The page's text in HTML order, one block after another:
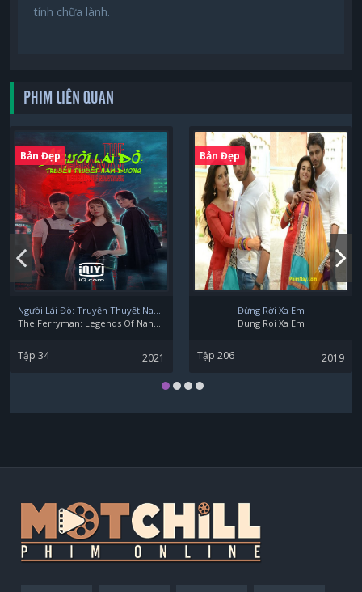
tính chữa lành.
PHIM LIÊN QUAN
Bản Đẹp
Người Lái Đò: Truyền Thuyết Nam Dương
The Ferryman: Legends Of Nanyang
Tập 34 2021
Bản Đẹp
Đừng Rời Xa Em
Dung Roi Xa Em
Tập 206 2019